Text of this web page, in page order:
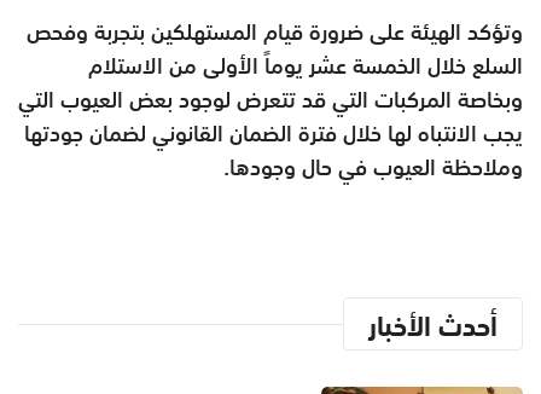
وتؤكد الهيئة على ضرورة قيام المستهلكين بتجربة وفحص
السلع خلال الخمسة عشر يوماً الأولى من الاستلام
وبخاصة المركبات التي قد تتعرض لوجود بعض العيوب التي
يجب الانتباه لها خلال فترة الضمان القانوني لضمان جودتها
وملاحظة العيوب في حال وجودها.
أحدث الأخبار